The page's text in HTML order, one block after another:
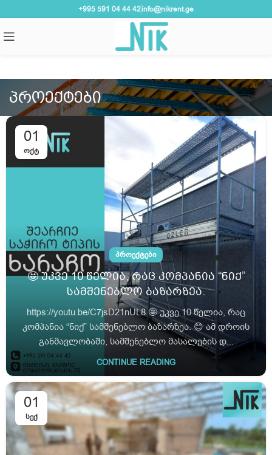
+995 591 04 44 42info@nikrent.ge
ᲞᲠᲝᲔᲥᲢᲔᲑᲘ
01
ᲝᲥᲢ
ᲞᲠᲝᲔᲥᲢᲔᲑᲘ
🤩 უკვე 10 წელია, რაც კომპანია “ნიქ”
სამშენებლო ბაზარზეა.
https://youtu.be/C7jsD21nUL8 🤩 უკვე 10 წელია, რაც
კომპანია “ნიქ” სამშენებლო ბაზარზეა. 😊 ამ დროის
განმავლობაში, სამშენებლო მასალების დ...
CONTINUE READING
01
ᲡᲔᲥ